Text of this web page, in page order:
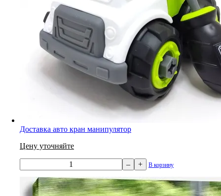
Доставка авто кран манипулятор
Цену уточняйте
– + В корзину